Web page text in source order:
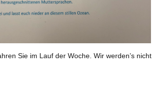
Sie im Lauf der Woche. Wir werden’s